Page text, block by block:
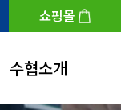
쇼핑몰
수협소개